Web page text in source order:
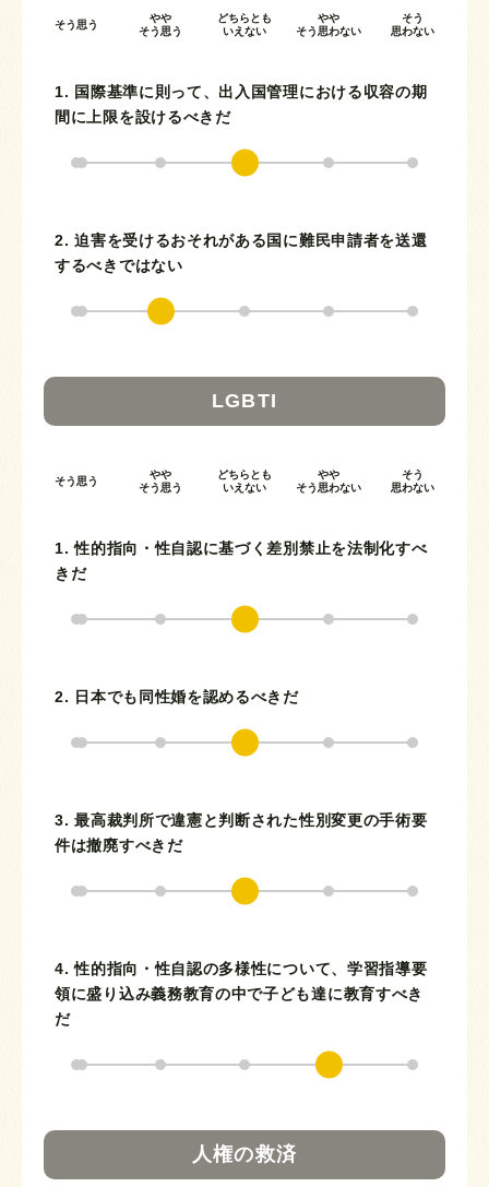
そう思う
やや
そう思う
どちらとも
いえない
やや
そう思わない
そう
思わない
1. 国際基準に則って、出入国管理における収容の期
間に上限を設けるべきだ
2. 迫害を受けるおそれがある国に難民申請者を送還
するべきではない
LGBTI
そう思う
やや
そう思う
どちらとも
いえない
やや
そう思わない
そう
思わない
1. 性的指向・性自認に基づく差別禁止を法制化すべ
きだ
2. 日本でも同性婚を認めるべきだ
3. 最高裁判所で違憲と判断された性別変更の手術要
件は撤廃すべきだ
4. 性的指向・性自認の多様性について、学習指導要
領に盛り込み義務教育の中で子ども達に教育すべき
だ
人権の救済